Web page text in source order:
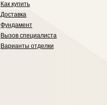
Как купить
Доставка
Фундамент
Вызов специалиста
Варианты отделки